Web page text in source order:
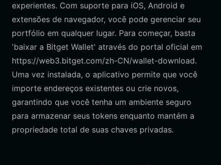
experientes. Com suporte para iOS, Android e
extensões de navegador, você pode gerenciar seu
portfólio em qualquer lugar. Para começar, basta
'baixar a Bitget Wallet' através do portal oficial em
https://web3.bitget.com/zh-CN/wallet-download.
Uma vez instalada, o aplicativo permite que você
importe endereços existentes ou crie novos,
garantindo que você tenha um ambiente seguro
para armazenar seus tokens enquanto mantém a
propriedade total de suas chaves privadas.